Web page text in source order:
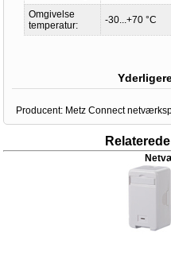
Omgivelse
temperatur:
-30...+70 °C
Producent: Metz Connect